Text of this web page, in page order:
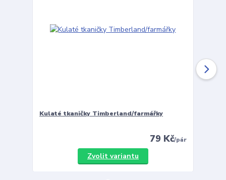
Kulaté tkaničky Timberland/farmářky
79 Kč/pár
Zvolit variantu